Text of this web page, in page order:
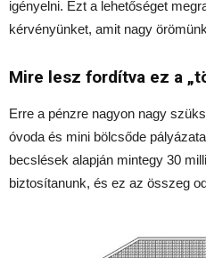
igényelni. Ezt a lehetőséget
kérvényünket, amit nagy
Mire lesz fordítva ez a
Erre a pénzre nagyon nagy
óvoda és mini bölcsőde
becslések alapján mintegy 30
biztosítanunk, és ez az összeg